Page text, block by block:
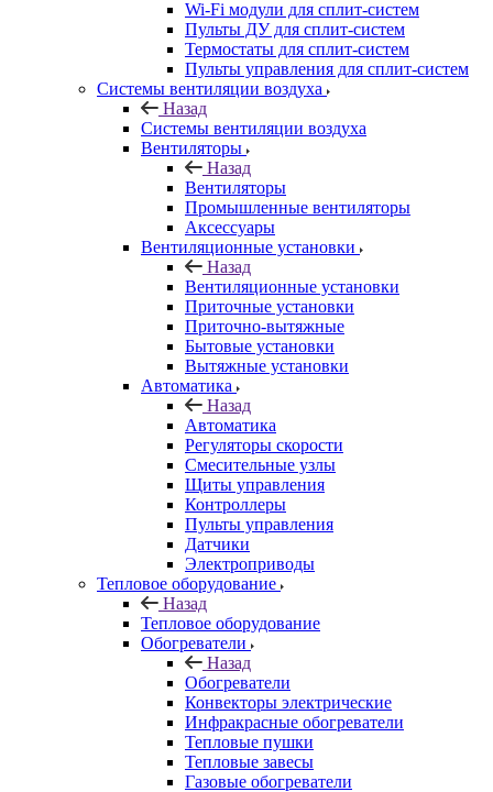
Wi-Fi модули для сплит-систем
Пульты ДУ для сплит-систем
Термостаты для сплит-систем
Пульты управления для сплит-систем
Системы вентиляции воздуха
Назад
Системы вентиляции воздуха
Вентиляторы
Назад
Вентиляторы
Промышленные вентиляторы
Аксессуары
Вентиляционные установки
Назад
Вентиляционные установки
Приточные установки
Приточно-вытяжные
Бытовые установки
Вытяжные установки
Автоматика
Назад
Автоматика
Регуляторы скорости
Смесительные узлы
Щиты управления
Контроллеры
Пульты управления
Датчики
Электроприводы
Тепловое оборудование
Назад
Тепловое оборудование
Обогреватели
Назад
Обогреватели
Конвекторы электрические
Инфракрасные обогреватели
Тепловые пушки
Тепловые завесы
Газовые обогреватели